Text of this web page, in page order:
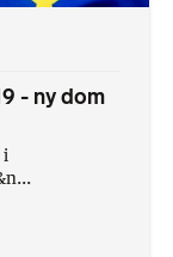
- ny dom
i